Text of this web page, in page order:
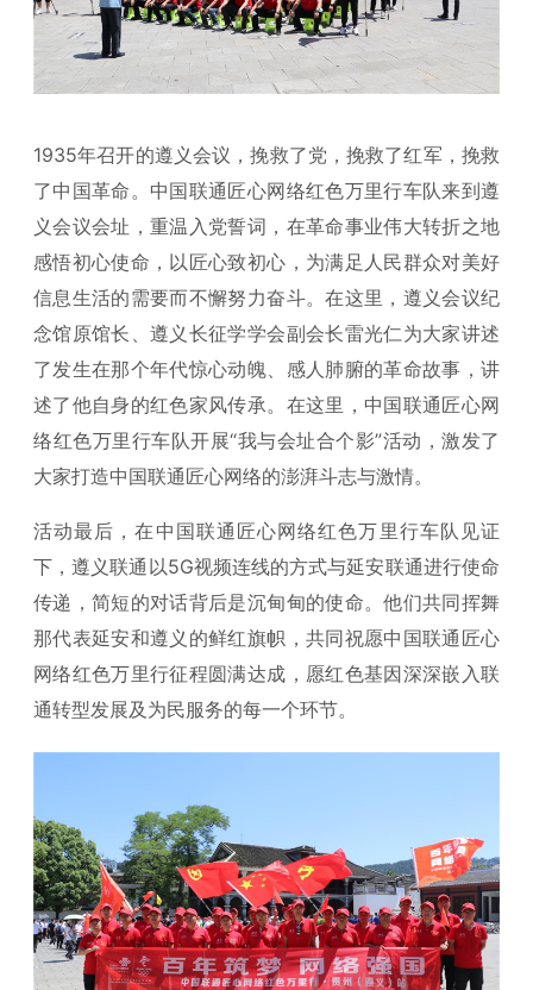
1935年召开的遵义会议，挽救了党，挽救了红军，挽救
了中国革命。中国联通匠心网络红色万里行车队来到遵
义会议会址，重温入党誓词，在革命事业伟大转折之地
感悟初心使命，以匠心致初心，为满足人民群众对美好
信息生活的需要而不懈努力奋斗。在这里，遵义会议纪
念馆原馆长、遵义长征学学会副会长雷光仁为大家讲述
了发生在那个年代惊心动魄、感人肺腑的革命故事，讲
述了他自身的红色家风传承。在这里，中国联通匠心网
络红色万里行车队开展“我与会址合个影”活动，激发了
大家打造中国联通匠心网络的澎湃斗志与激情。
活动最后，在中国联通匠心网络红色万里行车队见证
下，遵义联通以5G视频连线的方式与延安联通进行使命
传递，简短的对话背后是沉甸甸的使命。他们共同挥舞
那代表延安和遵义的鲜红旗帜，共同祝愿中国联通匠心
网络红色万里行征程圆满达成，愿红色基因深深嵌入联
通转型发展及为民服务的每一个环节。